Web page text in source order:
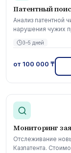
Патентный
Анализ патентной
нарушения чужих
3–5 дней
от 100 000 ₸
Мониторинг
Отслеживание
Казпатента.